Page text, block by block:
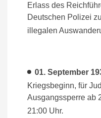
Erlass des
Deutschen Polizei
illegalen
01. September
Kriegsbeginn, für
Ausgangssperre ab
21:00 Uhr.